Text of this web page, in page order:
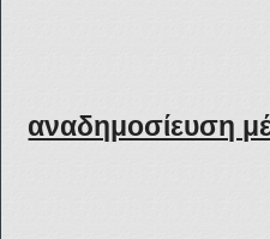
αναδημοσίευση